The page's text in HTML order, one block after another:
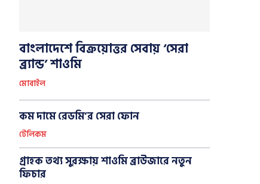
বাংলাদেশে বিক্রয়োত্তর সেবায় ‘সেরা
ব্র্যান্ড’ শাওমি
মোবাইল
কম দামে রেডমি’র সেরা ফোন
টেলিকম
গ্রাহক তথ্য সুরক্ষায় শাওমি ব্রাউজারে নতুন
ফিচার